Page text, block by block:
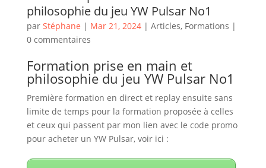
philosophie du jeu YW Pulsar No1
par Stéphane | Mar 21, 2024| Articles, Formations |
0 commentaires
Formation prise en main et
philosophie du jeu YW Pulsar No1
Première formation en direct et replay ensuite sans
limite de temps pour la formation proposée à celles
et ceux qui passent par mon lien avec le code promo
pour acheter un YW Pulsar, voir ici :